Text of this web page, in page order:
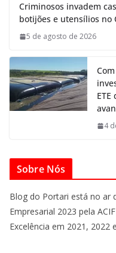
Criminosos invadem
botijões e utensílios no
5 de agosto de 2026
4
Sobre Nós
Blog do Portari está no ar
Empresarial 2023 pela
Excelência em 2021, 2022